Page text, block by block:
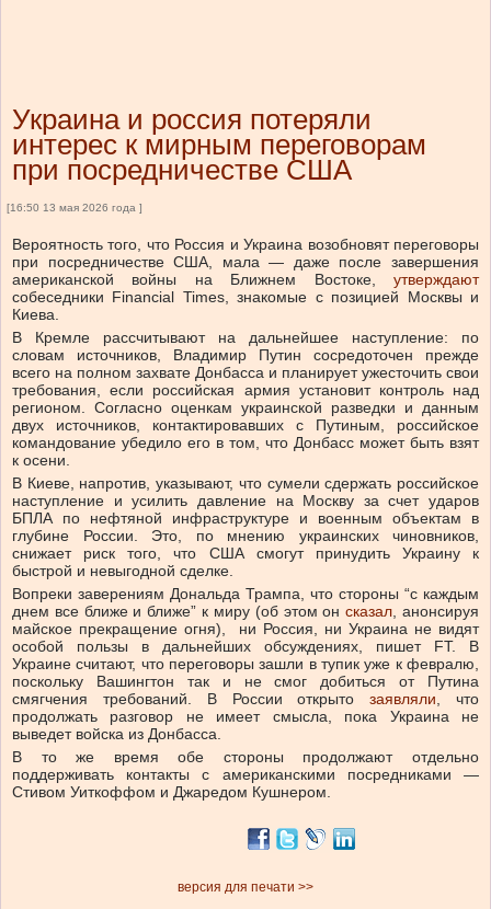
Украина и россия потеряли
интерес к мирным переговорам
при посредничестве США
[16:50 13 мая 2026 года ]
Вероятность того, что Россия и Украина возобновят переговоры
при посредничестве США, мала — даже после завершения
американской войны на Ближнем Востоке, утверждают
собеседники Financial Times, знакомые с позицией Москвы и
Киева.
В Кремле рассчитывают на дальнейшее наступление: по
словам источников, Владимир Путин сосредоточен прежде
всего на полном захвате Донбасса и планирует ужесточить свои
требования, если российская армия установит контроль над
регионом. Согласно оценкам украинской разведки и данным
двух источников, контактировавших с Путиным, российское
командование убедило его в том, что Донбасс может быть взят
к осени.
В Киеве, напротив, указывают, что сумели сдержать российское
наступление и усилить давление на Москву за счет ударов
БПЛА по нефтяной инфраструктуре и военным объектам в
глубине России. Это, по мнению украинских чиновников,
снижает риск того, что США смогут принудить Украину к
быстрой и невыгодной сделке.
Вопреки заверениям Дональда Трампа, что стороны “с каждым
днем все ближе и ближе” к миру (об этом онсказал, анонсируя
майское прекращение огня), ни Россия, ни Украина не видят
особой пользы в дальнейших обсуждениях, пишет FT. В
Украине считают, что переговоры зашли в тупик уже к февралю,
поскольку Вашингтон так и не смог добиться от Путина
смягчения требований. В России открытозаявляли, что
продолжать разговор не имеет смысла, пока Украина не
выведет войска из Донбасса.
В то же время обе стороны продолжают отдельно
поддерживать контакты с американскими посредниками —
Стивом Уиткоффом и Джаредом Кушнером.
версия для печати >>